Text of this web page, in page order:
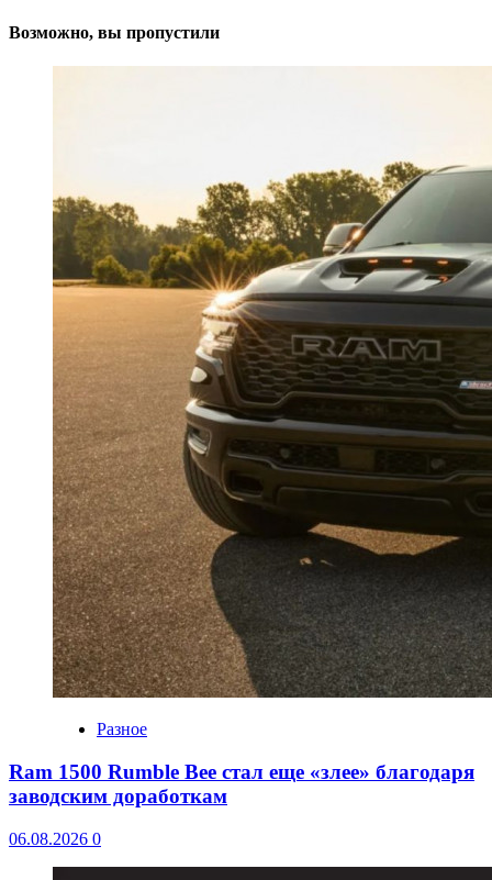
Возможно, вы пропустили
Разное
Ram 1500 Rumble Bee стал еще «злее» благодаря
заводским доработкам
06.08.2026 0